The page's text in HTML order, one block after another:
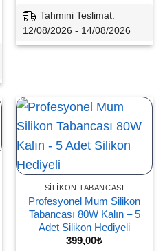
Tahmini Teslimat:
12/08/2026 - 14/08/2026
SILIKON TABANCASI
Profesyonel Mum Silikon
Tabancası 80W Kalın – 5
Adet Silikon Hediyeli
399,00₺